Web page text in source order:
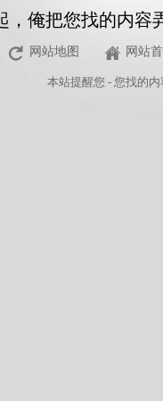
，俺把您找的内容
网站地图 网站
本站提醒您 - 您找的